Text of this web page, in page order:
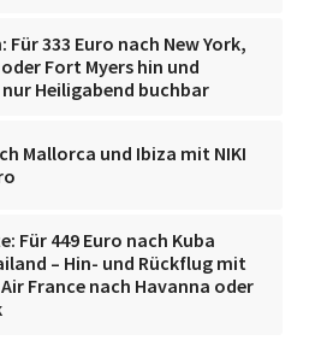
Für 333 Euro nach New York,
Fort Myers hin und
Heiligabend buchbar
Mallorca und Ibiza mit NIKI
Für 449 Euro nach Kuba
– Hin- und Rückflug mit
Air France nach Havanna oder